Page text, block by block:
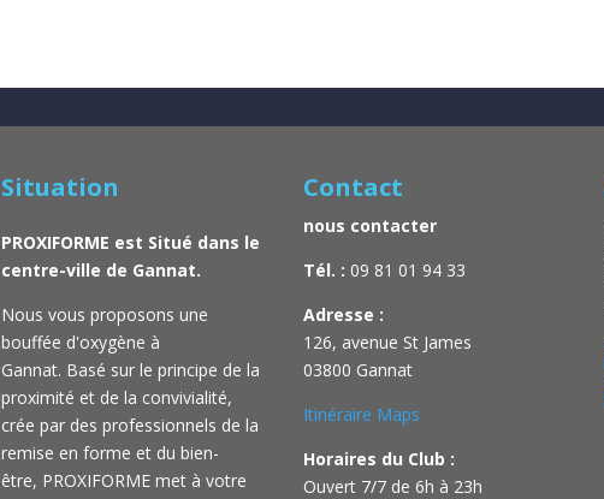
Situation
PROXIFORME est Situé dans le
centre-ville de Gannat.
Nous vous proposons une
bouffée d'oxygène à
Gannat. Basé sur le principe de la
proximité et de la convivialité,
crée par des professionnels de la
remise en forme et du bien-
être, PROXIFORME met à votre
Contact
nous contacter
Tél. : 09 81 01 94 33
Adresse :
126, avenue St James
03800 Gannat
Itinéraire Maps
Horaires du Club :
Ouvert 7/7 de 6h à 23h